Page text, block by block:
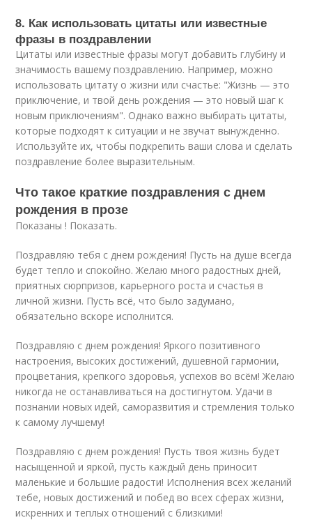
8. Как использовать цитаты или известные
фразы в поздравлении
Цитаты или известные фразы могут добавить глубину и
значимость вашему поздравлению. Например, можно
использовать цитату о жизни или счастье: "Жизнь — это
приключение, и твой день рождения — это новый шаг к
новым приключениям". Однако важно выбирать цитаты,
которые подходят к ситуации и не звучат вынужденно.
Используйте их, чтобы подкрепить ваши слова и сделать
поздравление более выразительным.
Что такое краткие поздравления с днем
рождения в прозе
Показаны ! Показать.
Поздравляю тебя с днем рождения! Пусть на душе всегда
будет тепло и спокойно. Желаю много радостных дней,
приятных сюрпризов, карьерного роста и счастья в
личной жизни. Пусть всё, что было задумано,
обязательно вскоре исполнится.
Поздравляю с днем рождения! Яркого позитивного
настроения, высоких достижений, душевной гармонии,
процветания, крепкого здоровья, успехов во всём! Желаю
никогда не останавливаться на достигнутом. Удачи в
познании новых идей, саморазвития и стремления только
к самому лучшему!
Поздравляю с днем рождения! Пусть твоя жизнь будет
насыщенной и яркой, пусть каждый день приносит
маленькие и большие радости! Исполнения всех желаний
тебе, новых достижений и побед во всех сферах жизни,
искренних и теплых отношений с близкими!